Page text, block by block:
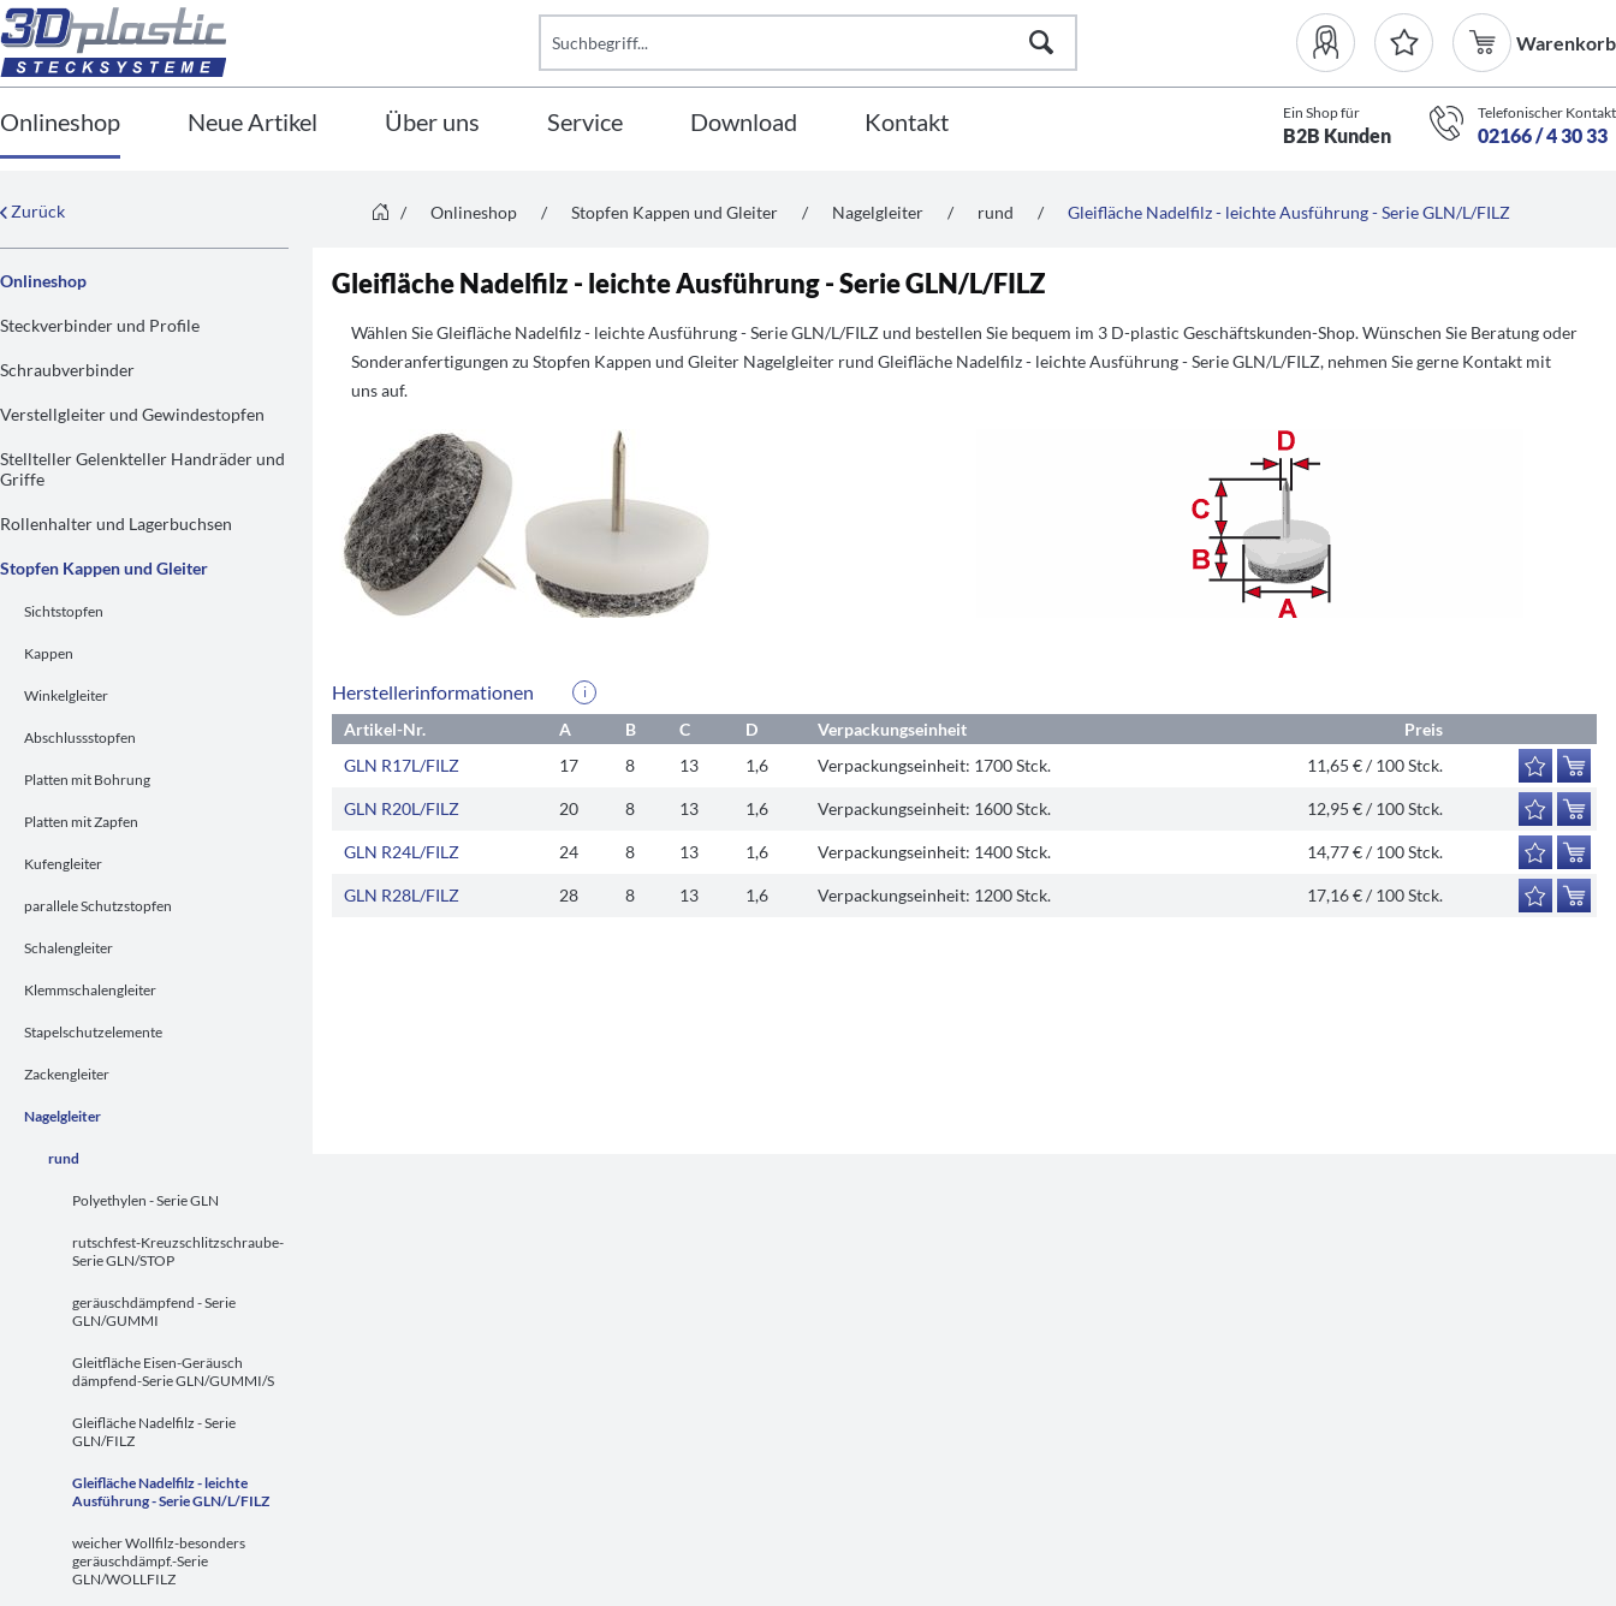
Warenkorb
Onlineshop Neue Artikel Über uns Service Download Kontakt Ein Shop für
B2B Kunden
Telefonischer Kontakt
02166 / 4 30 33
Zurück / Onlineshop / Stopfen Kappen und Gleiter / Nagelgleiter / rund / Gleifläche Nadelfilz - leichte Ausführung - Serie GLN/L/FILZ
Onlineshop
Steckverbinder und Profile
Schraubverbinder
Verstellgleiter und Gewindestopfen
Stellteller Gelenkteller Handräder und
Griffe
Rollenhalter und Lagerbuchsen
Stopfen Kappen und Gleiter
Sichtstopfen
Kappen
Winkelgleiter
Abschlussstopfen
Platten mit Bohrung
Platten mit Zapfen
Kufengleiter
parallele Schutzstopfen
Schalengleiter
Klemmschalengleiter
Stapelschutzelemente
Zackengleiter
Nagelgleiter
rund
Polyethylen - Serie GLN
rutschfest-Kreuzschlitzschraube-
Serie GLN/STOP
geräuschdämpfend - Serie
GLN/GUMMI
Gleitfläche Eisen-Geräusch
dämpfend-Serie GLN/GUMMI/S
Gleifläche Nadelfilz - Serie
GLN/FILZ
Gleifläche Nadelfilz - leichte
Ausführung - Serie GLN/L/FILZ
weicher Wollfilz-besonders
geräuschdämpf.-Serie
GLN/WOLLFILZ
Gleifläche Nadelfilz - leichte Ausführung - Serie GLN/L/FILZ
Wählen Sie Gleifläche Nadelfilz - leichte Ausführung - Serie GLN/L/FILZ und bestellen Sie bequem im 3 D-plastic Geschäftskunden-Shop. Wünschen Sie Beratung oder
Sonderanfertigungen zu Stopfen Kappen und Gleiter Nagelgleiter rund Gleifläche Nadelfilz - leichte Ausführung - Serie GLN/L/FILZ, nehmen Sie gerne Kontakt mit
uns auf.
Herstellerinformationen i
Artikel-Nr. A B C D Verpackungseinheit
Preis
GLN R17L/FILZ
17 8 13 1,6 Verpackungseinheit: 1700 Stck. 11,65 € / 100 Stck.
GLN R20L/FILZ 20 8 13 1,6 Verpackungseinheit: 1600 Stck. 12,95 € / 100 Stck.
GLN R24L/FILZ 24 8 13 1,6 Verpackungseinheit: 1400 Stck. 14,77 € / 100 Stck.
GLN R28L/FILZ 28 8 13 1,6 Verpackungseinheit: 1200 Stck. 17,16 € / 100 Stck.